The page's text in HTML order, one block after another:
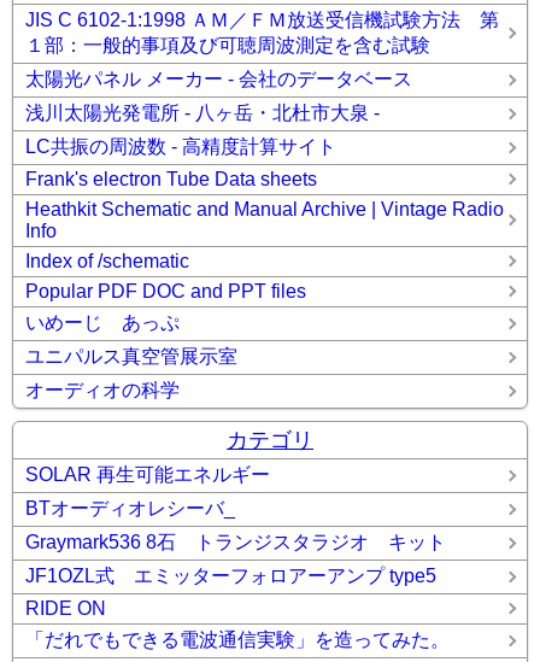
JIS C 6102-1:1998 ＡＭ／ＦＭ放送受信機試験方法 第
１部：一般的事項及び可聴周波測定を含む試験
太陽光パネル メーカー - 会社のデータベース
浅川太陽光発電所 - 八ヶ岳・北杜市大泉 -
LC共振の周波数 - 高精度計算サイト
Frank's electron Tube Data sheets
Heathkit Schematic and Manual Archive | Vintage Radio
Info
Index of /schematic
Popular PDF DOC and PPT files
いめーじ あっぷ
ユニパルス真空管展示室
オーディオの科学
カテゴリ
SOLAR 再生可能エネルギー
BTオーディオレシーバ_
Graymark536 8石 トランジスタラジオ キット
JF1OZL式 エミッターフォロアーアンプ type5
RIDE ON
「だれでもできる電波通信実験」を造ってみた。